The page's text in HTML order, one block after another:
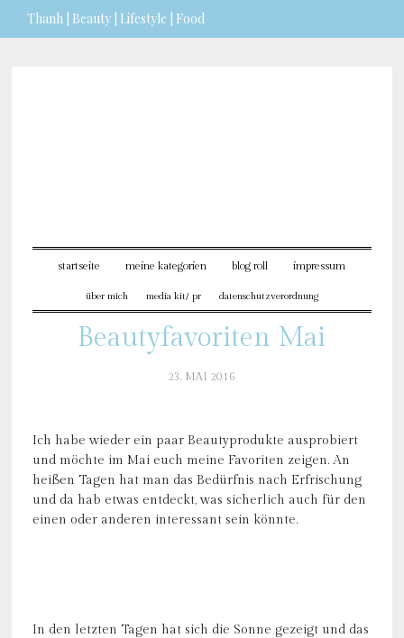
Thanh | Beauty | Lifestyle | Food
startseite meine kategorien blog roll impressum
über mich media kit/ pr datenschutzverordnung
Beautyfavoriten Mai
23. MAI 2016
Ich habe wieder ein paar Beautyprodukte ausprobiert
und möchte im Mai euch meine Favoriten zeigen. An
heißen Tagen hat man das Bedürfnis nach Erfrischung
und da hab etwas entdeckt, was sicherlich auch für den
einen oder anderen interessant sein könnte.
In den letzten Tagen hat sich die Sonne gezeigt und das